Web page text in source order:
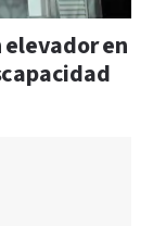
elevador en